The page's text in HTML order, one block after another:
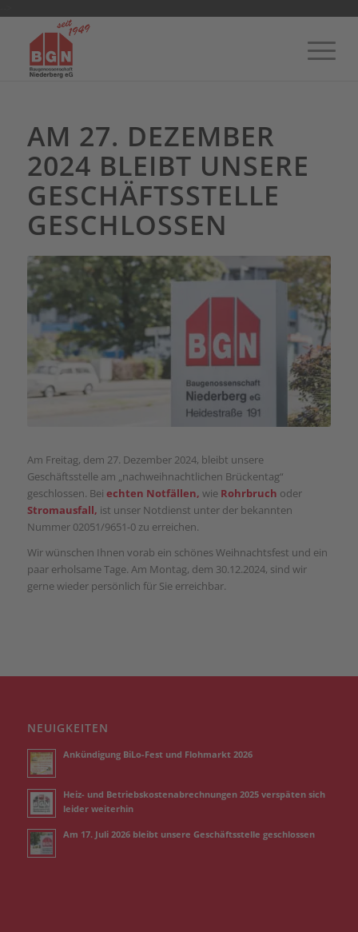
AM 27. DEZEMBER
2024 BLEIBT UNSERE
GESCHÄFTSSTELLE
GESCHLOSSEN
Am Freitag, dem 27. Dezember 2024, bleibt unsere
Geschäftsstelle am „nachweihnachtlichen Brückentag“
geschlossen. Bei echten Notfällen, wie Rohrbruch oder
Stromausfall, ist unser Notdienst unter der bekannten
Nummer 02051/9651-0 zu erreichen.
Wir wünschen Ihnen vorab ein schönes Weihnachtsfest und ein
paar erholsame Tage. Am Montag, dem 30.12.2024, sind wir
gerne wieder persönlich für Sie erreichbar.
NEUIGKEITEN
Ankündigung BiLo-Fest und Flohmarkt 2026
Heiz- und Betriebskostenabrechnungen 2025 verspäten sich
leider weiterhin
Am 17. Juli 2026 bleibt unsere Geschäftsstelle geschlossen